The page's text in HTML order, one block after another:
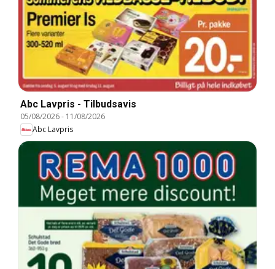
Abc Lavpris - Tilbudsavis
05/08/2026- 11/08/2026
Abc Lavpris